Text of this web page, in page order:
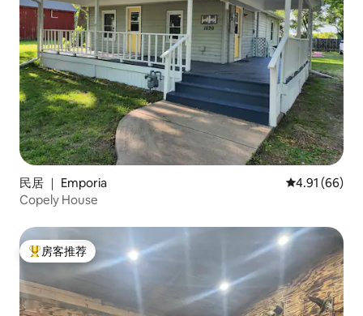
民居 ｜ Emporia 平均评分
4.91 (66)
Copely House
热门「房客推荐」
房客推荐